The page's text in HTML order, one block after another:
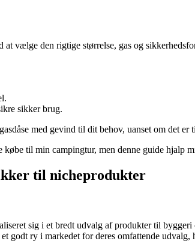
vælge den rigtige størrelse, gas og
sikker brug.
med gevind til dit behov, uanset om det
købe til min campingtur, men denne guide hjalp
til nicheprodukter
sig i et bredt udvalg af produkter til
godt ry i markedet for deres omfattende